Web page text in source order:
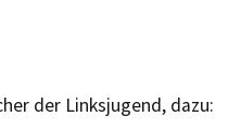
der Linksjugend, dazu: